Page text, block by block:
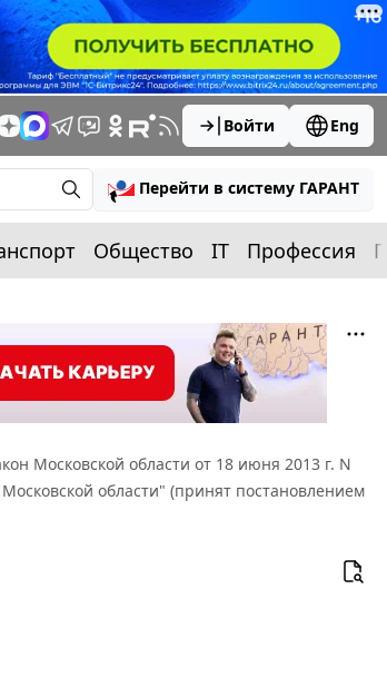
Войти Eng
Перейти в систему ГАРАНТ
Общество IT Профессия
Московской области от 18 июня 2013 г. N
области" (принят постановлением